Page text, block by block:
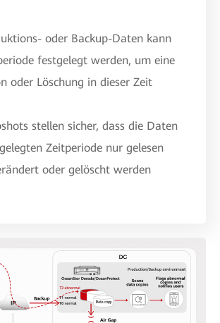
oder Backup-Daten kann
festgelegt werden, um eine
oder Löschung in dieser Zeit
stellen sicher, dass die Daten
Zeitperiode nur gelesen
oder gelöscht werden